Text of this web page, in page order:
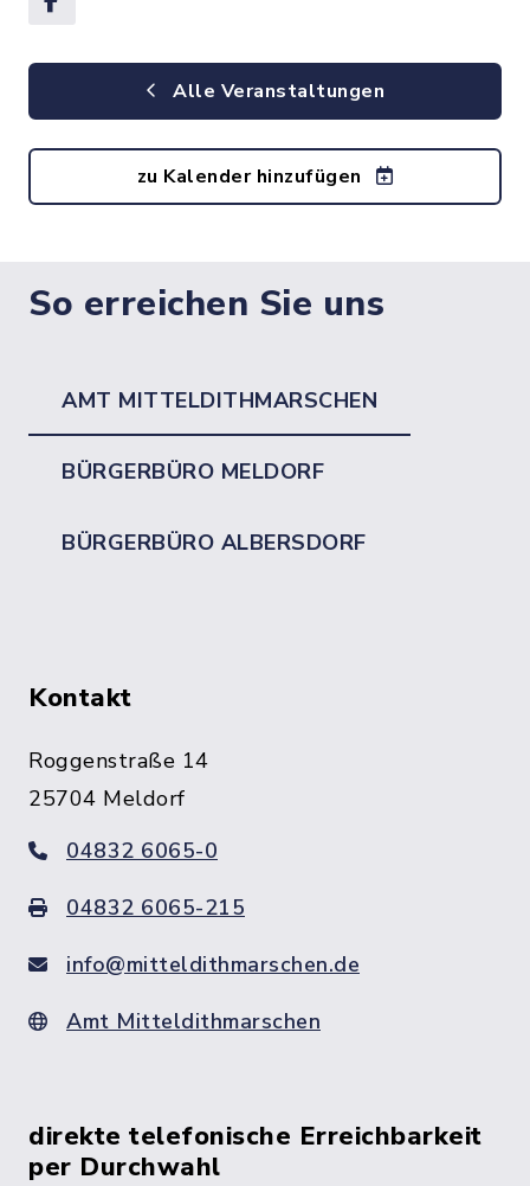
Alle Veranstaltungen
zu Kalender hinzufügen
So erreichen Sie uns
AMT MITTELDITHMARSCHEN
BÜRGERBÜRO MELDORF
BÜRGERBÜRO ALBERSDORF
Kontakt
Roggenstraße 14
25704 Meldorf
04832 6065-0
04832 6065-215
info@mitteldithmarschen.de
Amt Mitteldithmarschen
direkte telefonische Erreichbarkeit
per Durchwahl